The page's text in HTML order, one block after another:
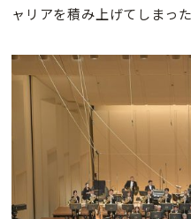
ャリアを積み上げてしまった